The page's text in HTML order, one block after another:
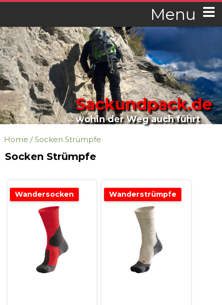
Menu
Sackundpack.de
wohin der Weg auch führt
Home /Socken Strümpfe
Socken Strümpfe
Wandersocken Wanderstrümpfe